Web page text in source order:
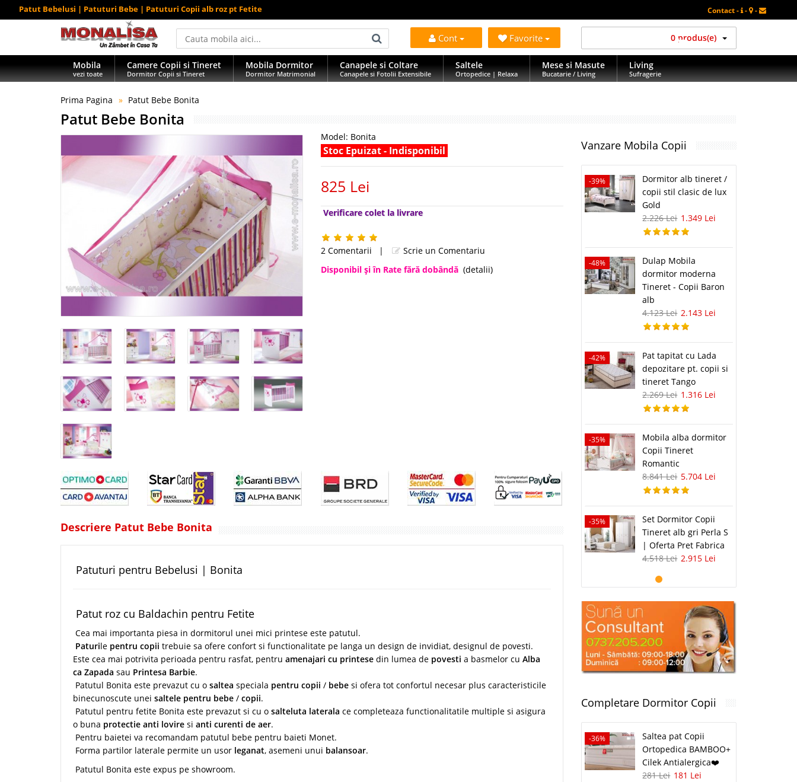
Patut Bebelusi | Patuturi Bebe | Patuturi Copii alb roz pt Fetite Contact - - -
Cont Favorite 0 produs(e)
Mobila
vezi toate
Camere Copii si Tineret
Dormitor Copii si Tineret
Mobila Dormitor
Dormitor Matrimonial
Canapele si Coltare
Canapele si Fotolii Extensibile
Saltele
Ortopedice | Relaxa
Mese si Masute
Bucatarie / Living
Living
Sufragerie
Prima Pagina Patut Bebe Bonita
Patut Bebe Bonita
Model: Bonita
Stoc Epuizat - Indisponibil
825 Lei
Verificare colet la livrare
2 Comentarii |
Scrie un Comentariu
Disponibil şi în Rate fără dobândă (detalii)
Descriere Patut Bebe Bonita
Patuturi pentru Bebelusi | Bonita
Patut roz cu Baldachin pentru Fetite
Cea mai importanta piesa in dormitorul unei mici printese este patutul.
Paturile pentru copii trebuie sa ofere confort si functionalitate pe langa un design de invidiat, designul de povesti.
Este cea mai potrivita perioada pentru rasfat, pentru amenajari cu printese din lumea de povesti a basmelor cu Alba
ca Zapada sau Printesa Barbie.
Patutul Bonita este prevazut cu o saltea speciala pentru copii / bebe si ofera tot confortul necesar plus caracteristicile
binecunoscute unei saltele pentru bebe / copii.
Patutul pentru fetite Bonita este prevazut si cu o salteluta laterala ce completeaza functionalitatile multiple si asigura
o buna protectie anti lovire si anti curenti de aer.
Pentru baietei va recomandam patutul bebe pentru baieti Monet.
Forma partilor laterale permite un usor leganat, asemeni unui balansoar.
Patutul Bonita este expus pe showroom.
Vanzare Mobila Copii
-39%
Dormitor alb tineret /
copii stil clasic de lux
Gold
2.226 Lei 1.349 Lei
-48%
Dulap Mobila
dormitor moderna
Tineret - Copii Baron
alb
4.123 Lei 2.143 Lei
-42%
Pat tapitat cu Lada
depozitare pt. copii si
tineret Tango
2.269 Lei 1.316 Lei
-35%
Mobila alba dormitor
Copii Tineret
Romantic
8.841 Lei 5.704 Lei
-35%
Set Dormitor Copii
Tineret alb gri Perla S
| Oferta Pret Fabrica
4.518 Lei 2.915 Lei
Completare Dormitor Copii
-36%
Saltea pat Copii
Ortopedica BAMBOO+
Cilek Antialergica❤️
281 Lei 181 Lei